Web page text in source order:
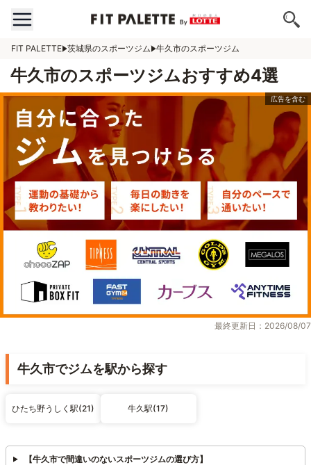
FIT PALETTE 茨城県のスポーツジム 牛久市のスポーツジム
牛久市のスポーツジムおすすめ4選
最終更新日：2026/08/07
牛久市でジムを駅から探す
ひたち野うしく駅(21) 牛久駅(17)
【牛久市で間違いのないスポーツジムの選び方】